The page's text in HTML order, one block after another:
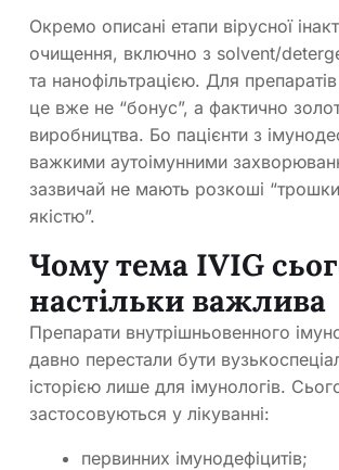
Окремо описані етапи вірусної
очищення, включно з solvent/
та нанофільтрацією. Для
це вже не “бонус”, а фактично
виробництва. Бо пацієнти з
важкими аутоімунними
зазвичай не мають розкоші
якістю”.
Чому тема IVIG
настільки важлива
Препарати внутрішньовенного
давно перестали бути
історією лише для імунологів.
застосовуються у лікуванні:
первинних імунодефіцитів;